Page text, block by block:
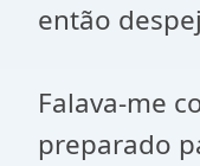
então
Falava-me
preparado